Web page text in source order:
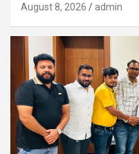
August 8, 2026 admin